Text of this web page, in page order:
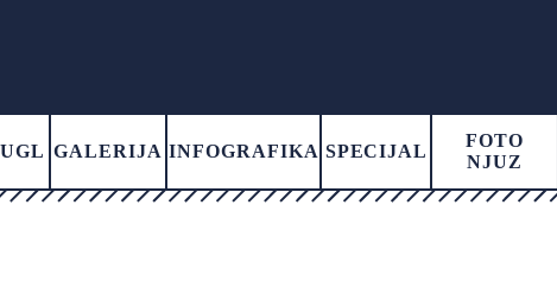
GALERIJA INFOGRAFIKA SPECIJAL
FOTO
NJUZ